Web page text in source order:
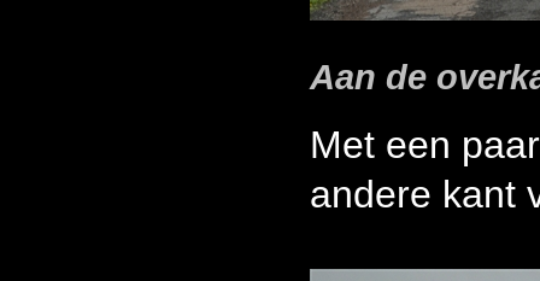
Aan de
Met een
andere kant